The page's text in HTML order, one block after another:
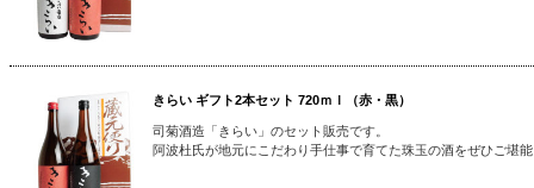
きらい ギフト2本セット 720ｍｌ（赤・黒）
司菊酒造「きらい」のセット販売です。
阿波杜氏が地元にこだわり手仕事で育てた珠玉の酒をぜひご堪能